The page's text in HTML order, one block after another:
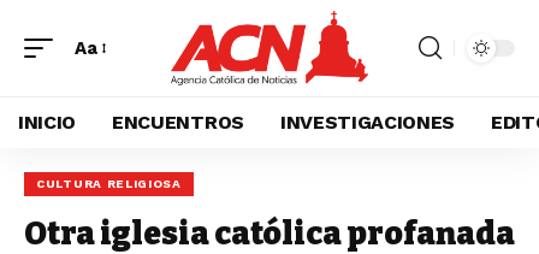
Aa
INICIO ENCUENTROS INVESTIGACIONES
CULTURA RELIGIOSA
Otra iglesia católica profanada